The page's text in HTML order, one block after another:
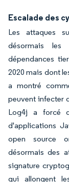
Escalade des
Les attaques
désormais les
dépendances
2020 mais dont
a montré
peuvent infecter
Log4j a forcé
d'applications
open source
désormais des
signature
qui allongent